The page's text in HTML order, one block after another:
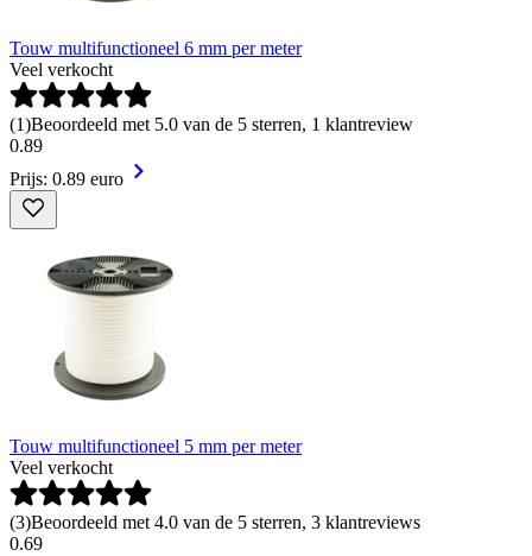
Touw multifunctioneel 6 mm per meter
Veel verkocht
(1)Beoordeeld met 5.0 van de 5 sterren, 1 klantreview
0.89
Prijs: 0.89 euro
Touw multifunctioneel 5 mm per meter
Veel verkocht
(3)Beoordeeld met 4.0 van de 5 sterren, 3 klantreviews
0.69